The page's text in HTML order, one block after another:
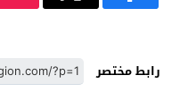
رابط مختصر